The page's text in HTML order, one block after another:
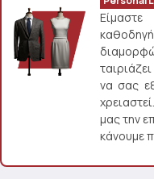
να σας
μας την
κάνουμε